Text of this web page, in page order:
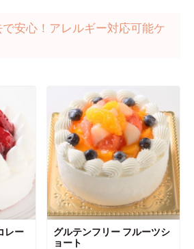
安心！アレルギー対応可能ケ
レー
グルテンフリー フルーツシ
ョート